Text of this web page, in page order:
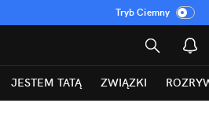
Tryb Ciemny
JESTEM TATĄ ZWIĄZKI